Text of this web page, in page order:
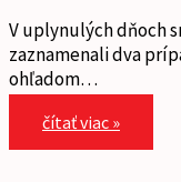
V uplynulých dňoch
zaznamenali dva
ohľadom…
čítať viac »